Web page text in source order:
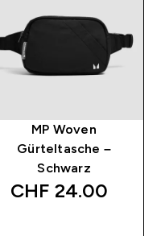
MP Woven
Gürteltasche –
Schwarz
CHF 24.00‎